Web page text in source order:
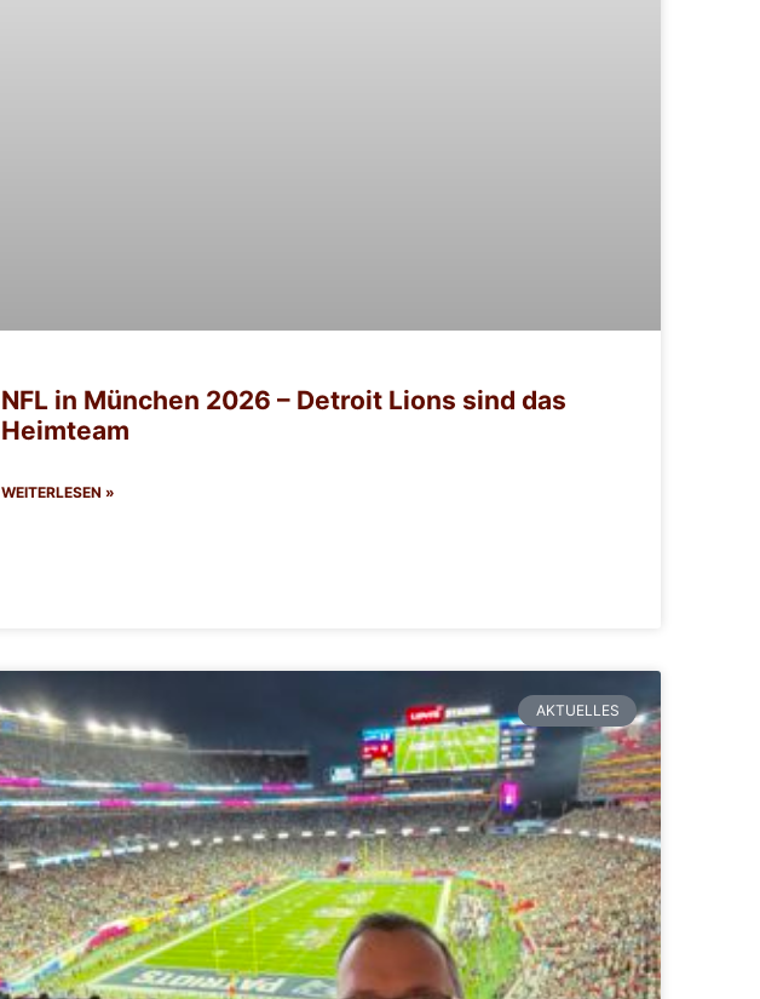
NFL in München 2026 – Detroit Lions sind das
Heimteam
WEITERLESEN »
AKTUELLES